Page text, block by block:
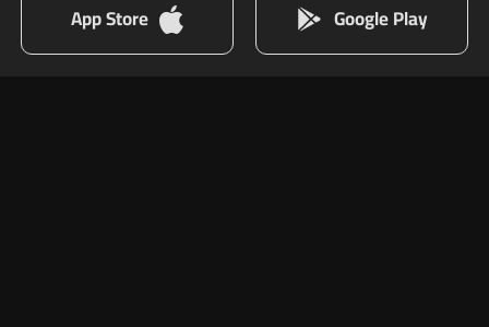
Google Play
App Store